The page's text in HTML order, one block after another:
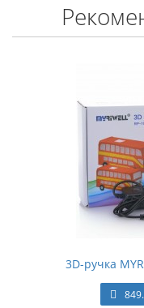
3D-ручка